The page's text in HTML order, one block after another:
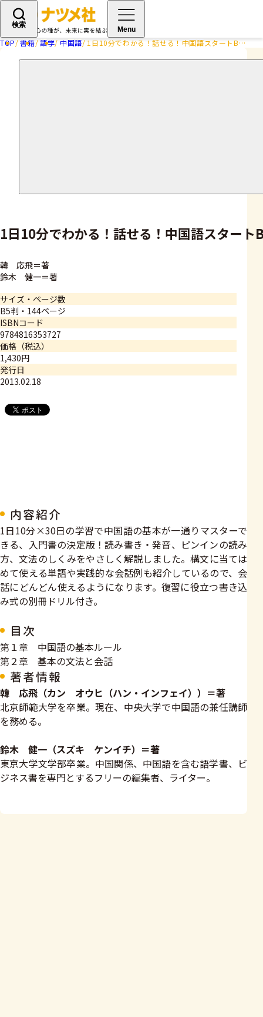
検索
Menu
TOP 書籍 語学 中国語 1日10分でわかる！話せる！中国語スタートBOOK
1日10分でわかる！話せる！中国語スタート
韓 応飛＝著
鈴木 健一＝著
サイズ・ページ数
B5判・144ページ
ISBNコード
9784816353727
価格（税込）
1,430円
発行日
2013.02.18
内容紹介
1日10分×30日の学習で中国語の基本が一通りマスターで
きる、入門書の決定版！読み書き・発音、ピンインの読み
方、文法のしくみをやさしく解説しました。構文に当ては
めて使える単語や実践的な会話例も紹介しているので、会
話にどんどん使えるようになります。復習に役立つ書き込
み式の別冊ドリル付き。
目次
第１章 中国語の基本ルール
第２章 基本の文法と会話
著者情報
韓 応飛（カン オウヒ（ハン・インフェイ））＝著
北京師範大学を卒業。現在、中央大学で中国語の兼任講師
を務める。
鈴木 健一（スズキ ケンイチ）＝著
東京大学文学部卒業。中国関係、中国語を含む語学書、ビ
ジネス書を専門とするフリーの編集者、ライター。